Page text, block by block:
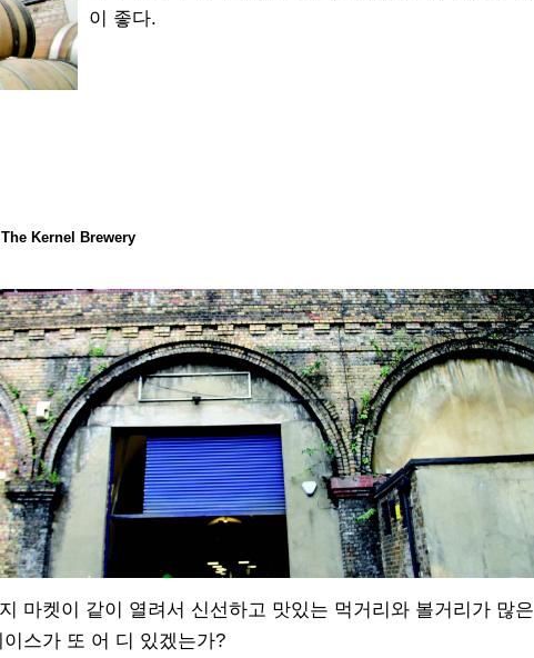
이 좋다.
The Kernel Brewery
마켓이 같이 열려서 신선하고 맛있는 먹거리와 볼거리가 많은
스가 또 어 디 있겠는가?